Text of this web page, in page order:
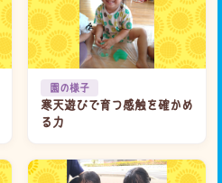
園の様子
寒天遊びで育つ感触を確かめ
る力